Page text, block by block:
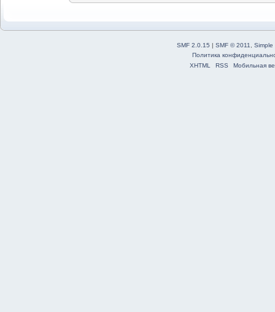
SMF 2.0.15 SMF © 2011, Simple
Политика
XHTML
RSS Мобильная